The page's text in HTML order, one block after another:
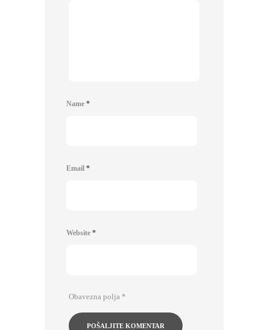
Name *
Email *
Website *
Obavezna polja *